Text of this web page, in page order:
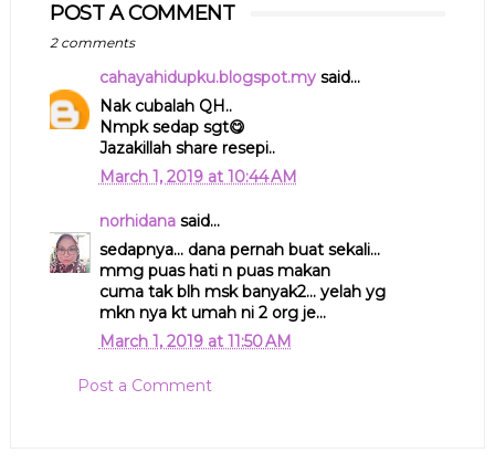
POST A COMMENT
2 comments
cahayahidupku.blogspot.mysaid...
Nak cubalah QH..
Nmpk sedap sgt😋
Jazakillah share resepi..
March 1, 2019 at 10:44 AM
norhidanasaid...
sedapnya... dana pernah buat sekali...
mmg puas hati n puas makan
cuma tak blh msk banyak2... yelah yg
mkn nya kt umah ni 2 org je...
March 1, 2019 at 11:50 AM
Post a Comment